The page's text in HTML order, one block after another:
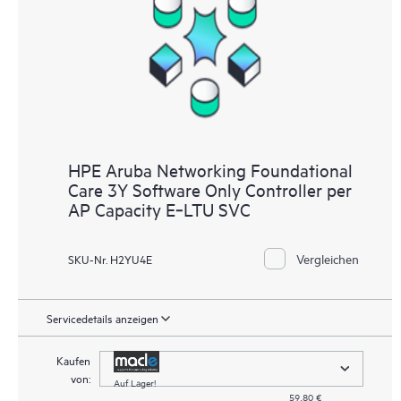
Zugriff auf zugehörige Produkt- und Supportinformationen,
sodass jeder Ihrer IT-Mitarbeiter kommerziell verfügbare,
wichtige Informationen finden kann. Bei Produkten anderer
Anbieter ist der Zugriff davon abhängig, ob der jeweilige
Anbieter diese Informationen zur Verfügung stellt.
Level auswählen.
Service-Level-Optionen für HPE Foundation Care: Die
sind produktabhängig. HPE stellt die Hardware-
Software-Supportleistungen für abgedeckte Softwareprodukte
bereit.
Abdeckungsfenster und Reaktionszeiten für Hardware-Support
gelten für abgedeckte Hardwareprodukte, und
HPE Aruba Networking Foundational
Care 3Y Software Only Controller per
AP Capacity E‑LTU SVC
SKU-Nr. H2YU4E Vergleichen
Servicedetails anzeigen
Kaufen
von:
Auf Lager!
59,80 €